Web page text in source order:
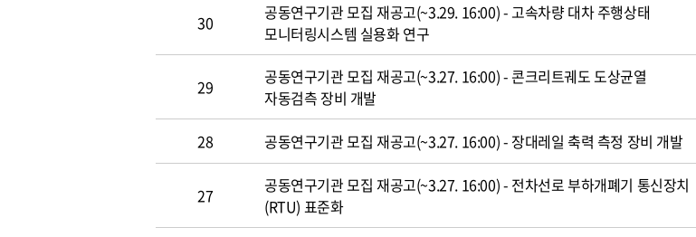
30
공동연구기관 모집 재공고(~3.29. 16:00) - 고속차량 대차 주행상태
모니터링시스템 실용화 연구
29
공동연구기관 모집 재공고(~3.27. 16:00) - 콘크리트궤도 도상균열
자동검측 장비 개발
28 공동연구기관 모집 재공고(~3.27. 16:00) - 장대레일 축력 측정 장비 개발
27
공동연구기관 모집 재공고(~3.27. 16:00) - 전차선로 부하개폐기 통신장치
(RTU) 표준화